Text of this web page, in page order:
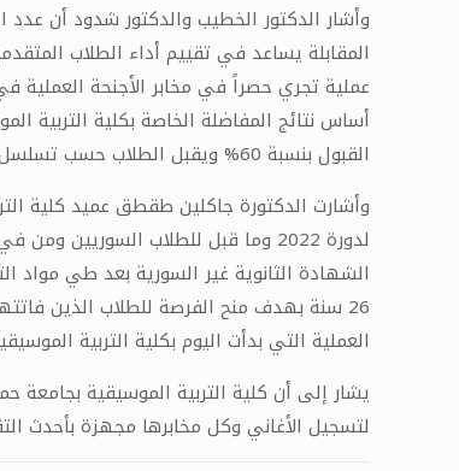
المقابلة يساعد في تقييم أداء الطلاب
عملية تجري حصراً في مخابر الأجنحة العملية
القبول بنسبة 60% ويقبل الطلاب حسب تسلسل العلامة وفقاً للعدد المقرر استيعابه.
وأشارت الدكتورة جاكلين طقطق عميد كلية
26 سنة بهدف منح الفرصة للطلاب الذين
العملية التي بدأت اليوم بكلية التربية
لتسجيل الأغاني وكل مخابرها مجهزة بأحدث